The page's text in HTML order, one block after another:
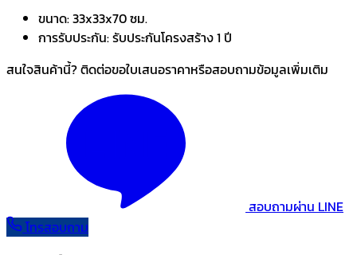
ขนาด:33x33x70 ซม.
การรับประกัน:รับประกันโครงสร้าง 1 ปี
สนใจสินค้านี้? ติดต่อขอใบเสนอราคาหรือสอบถามข้อมูลเพิ่มเติม
สอบถามผ่าน LINE
โทรสอบถาม